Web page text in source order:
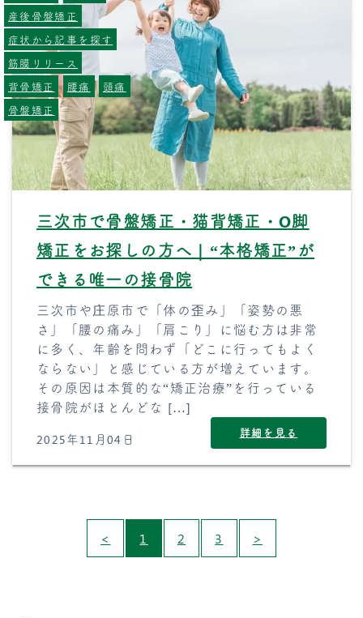
三次市で骨盤矯正・猫背矯正・O脚
矯正をお探しの方へ｜“本格矯正”が
できる唯一の接骨院
三次市や庄原市で「体の歪み」「姿勢の悪
さ」「腰の痛み」「肩こり」に悩む方は非常
に多く、年齢を問わず「どこに行ってもよく
ならない」と感じている方が増えています。
その原因は本質的な“矯正治療”を行っている
接骨院がほとんどな […]
2025年11月04日 詳細を見る
産後骨盤矯正
症状から記事を探す
筋膜リリース
背骨矯正
腰痛
頭痛
骨盤矯正
< 1 2 3 >